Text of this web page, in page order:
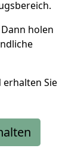
Dann holen
erhalten Sie